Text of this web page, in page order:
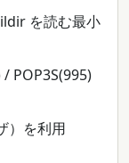
を読む最小
/ POP3S(995)
）を利用